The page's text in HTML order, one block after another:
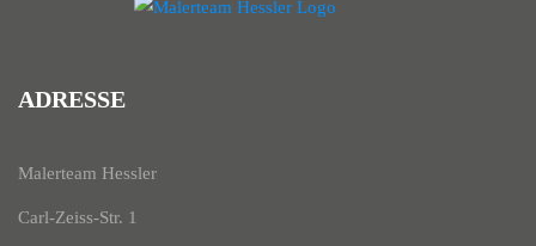
ADRESSE
Malerteam Hessler
Carl-Zeiss-Str. 1